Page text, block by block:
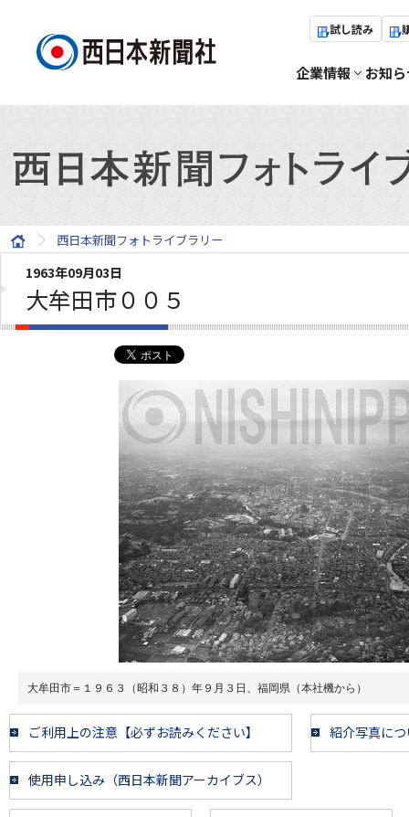
試し読み
企業情報 お知
西日本新聞フォトライブラリー
1963年09月03日
大牟田市００５
大牟田市＝１９６３（昭和３８）年９月３日、福岡県（本社機から）
ご利用上の注意【必ずお読みください】 紹介写真に
使用申し込み（西日本新聞アーカイブス）